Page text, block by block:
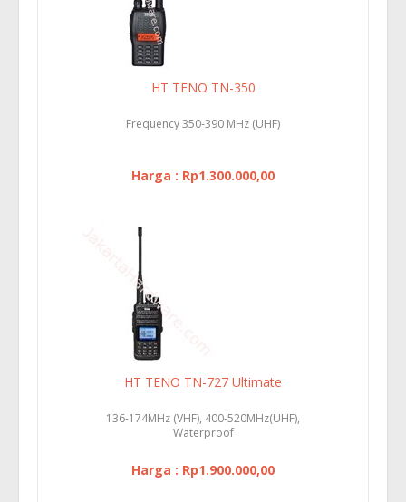
HT TENO TN-350
Frequency 350-390 MHz (UHF)
Harga : Rp1.300.000,00
HT TENO TN-727 Ultimate
136-174MHz (VHF), 400-520MHz(UHF),
Waterproof
Harga : Rp1.900.000,00